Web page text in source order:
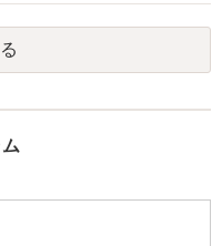
、請求の根拠を精査する必要
求金額が正当化をちゃんと
の資力がどれだけあるのかは
行くほかありません。 訴訟
よいのかという正解はあり
れません。